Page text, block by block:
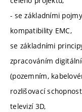
- se základními
kompatibility EMC,
se základními
zpracováním
(pozemním,
rozlišovací
televizí 3D,